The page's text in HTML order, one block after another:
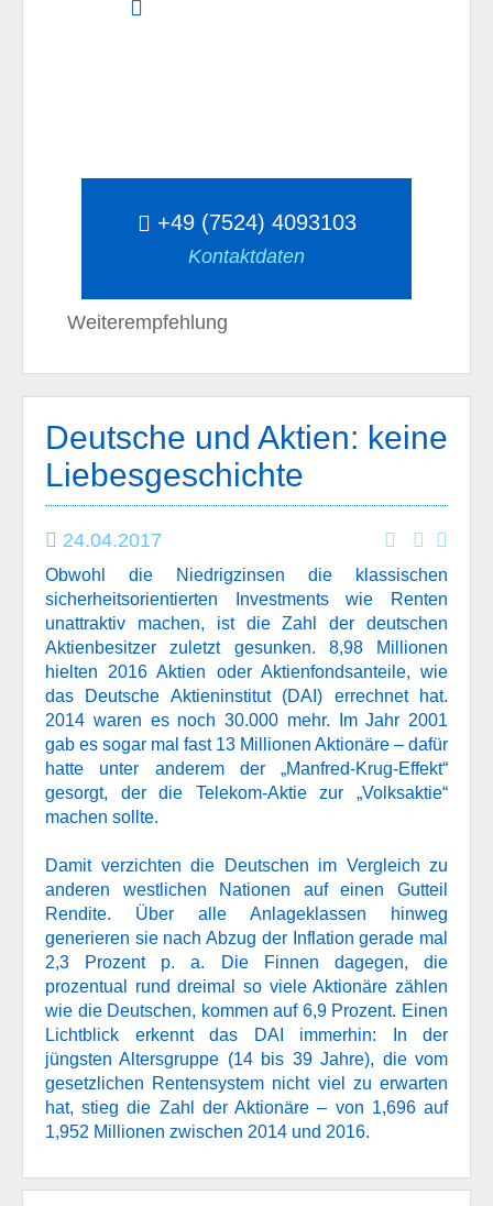
+49 (7524) 4093103
Kontaktdaten
Weiterempfehlung
Deutsche und Aktien: keine
Liebesgeschichte
24.04.2017
Obwohl die Niedrigzinsen die klassischen
sicherheitsorientierten Investments wie Renten
unattraktiv machen, ist die Zahl der deutschen
Aktienbesitzer zuletzt gesunken. 8,98 Millionen
hielten 2016 Aktien oder Aktienfondsanteile, wie
das Deutsche Aktieninstitut (DAI) errechnet hat.
2014 waren es noch 30.000 mehr. Im Jahr 2001
gab es sogar mal fast 13 Millionen Aktionäre – dafür
hatte unter anderem der „Manfred-Krug-Effekt“
gesorgt, der die Telekom-Aktie zur „Volksaktie“
machen sollte.
Damit verzichten die Deutschen im Vergleich zu
anderen westlichen Nationen auf einen Gutteil
Rendite. Über alle Anlageklassen hinweg
generieren sie nach Abzug der Inflation gerade mal
2,3 Prozent p. a. Die Finnen dagegen, die
prozentual rund dreimal so viele Aktionäre zählen
wie die Deutschen, kommen auf 6,9 Prozent. Einen
Lichtblick erkennt das DAI immerhin: In der
jüngsten Altersgruppe (14 bis 39 Jahre), die vom
gesetzlichen Rentensystem nicht viel zu erwarten
hat, stieg die Zahl der Aktionäre – von 1,696 auf
1,952 Millionen zwischen 2014 und 2016.